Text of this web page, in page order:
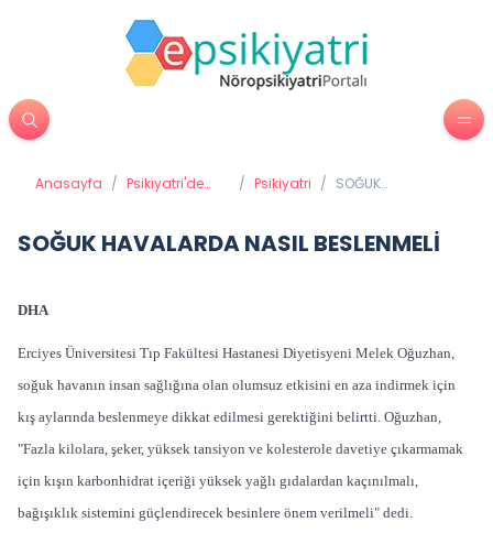
Anasayfa / Psikiyatri'de
/ Psikiyatri / SOĞUK
SOĞUK HAVALARDA NASIL BESLENMELİ
DHA
Erciyes Üniversitesi Tıp Fakültesi Hastanesi Diyetisyeni Melek Oğuzhan,
soğuk havanın insan sağlığına olan olumsuz etkisini en aza indirmek için
kış aylarında beslenmeye dikkat edilmesi gerektiğini belirtti. Oğuzhan,
"Fazla kilolara, şeker, yüksek tansiyon ve kolesterole davetiye çıkarmamak
için kışın karbonhidrat içeriği yüksek yağlı gıdalardan kaçınılmalı,
bağışıklık sistemini güçlendirecek besinlere önem verilmeli" dedi.